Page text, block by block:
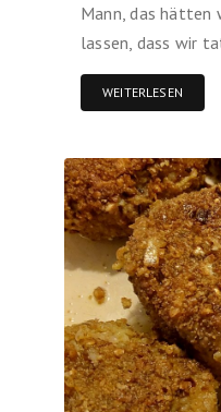
Mann, das hätten
lassen, dass wir
WEITERLESEN